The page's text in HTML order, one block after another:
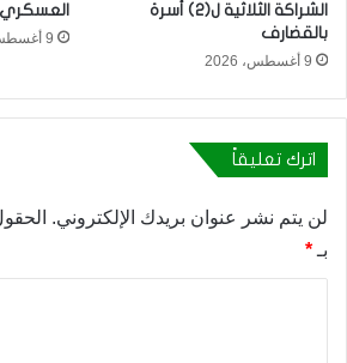
الشراكة الثلاثية ل(2) أسرة
بالقضارف
9 أغسطس، 2026
العسكري
9 أغسطس، 2026
اترك تعليقاً
لن يتم نشر عنوان بريدك الإلكتروني.
بـ *